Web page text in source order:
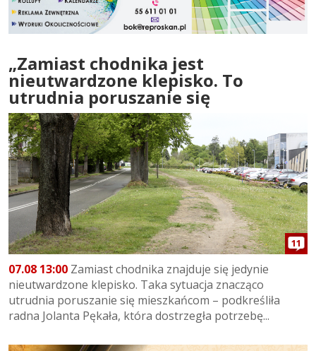
„Zamiast chodnika jest
nieutwardzone klepisko. To
utrudnia poruszanie się
11
07.08 13:00 Zamiast chodnika znajduje się jedynie
nieutwardzone klepisko. Taka sytuacja znacząco
utrudnia poruszanie się mieszkańcom – podkreśliła
radna Jolanta Pękała, która dostrzegła potrzebę...